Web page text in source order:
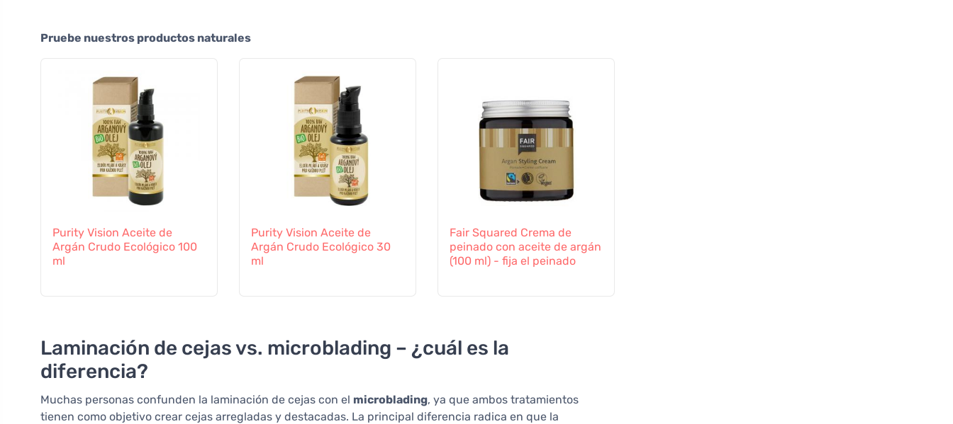
Pruebe nuestros productos naturales
Purity Vision Aceite de
Argán Crudo Ecológico 100
ml
Purity Vision Aceite de
Argán Crudo Ecológico 30
ml
Fair Squared Crema de
peinado con aceite de argán
(100 ml) - fija el peinado
Laminación de cejas vs. microblading – ¿cuál es la
diferencia?
Muchas personas confunden la laminación de cejas con el microblading, ya que ambos tratamientos
tienen como objetivo crear cejas arregladas y destacadas. La principal diferencia radica en que la